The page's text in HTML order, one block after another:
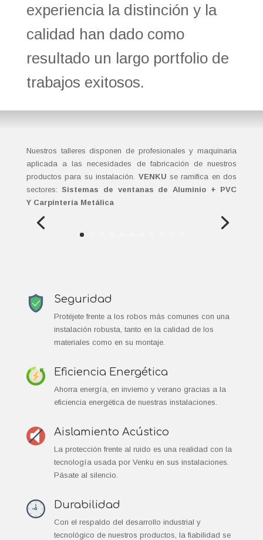
experiencia la distinción y la
calidad han dado como
resultado un largo portfolio de
trabajos exitosos.
Nuestros talleres disponen de profesionales y maquinaria
aplicada a las necesidades de fabricación de nuestros
productos para su instalación. VENKU se ramifica en dos
sectores: Sistemas de ventanas de Aluminio + PVC
Y Carpintería Metálica
Seguridad
Protéjete frente a los robos más comunes con una
instalación robusta, tanto en la calidad de los
materiales como en su montaje.
Eficiencia Energética
Ahorra energía, en invierno y verano gracias a la
eficiencia energética de nuestras instalaciones.
Aislamiento Acústico
La protección frente al ruido es una realidad con la
tecnología usada por Venku en sus instalaciones.
Pásate al silencio.
Durabilidad
Con el respaldo del desarrollo industrial y
tecnológico de nuestros productos, la fiabilidad se